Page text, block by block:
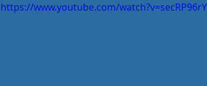
https://www.youtube.com/